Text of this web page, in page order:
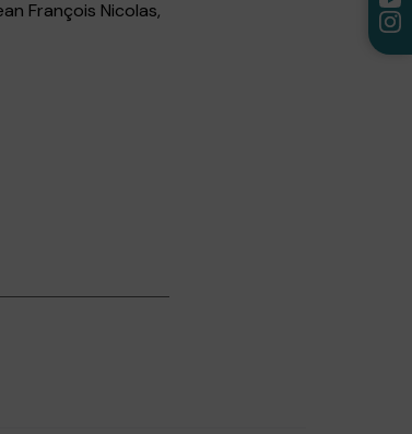
François Nicolas,